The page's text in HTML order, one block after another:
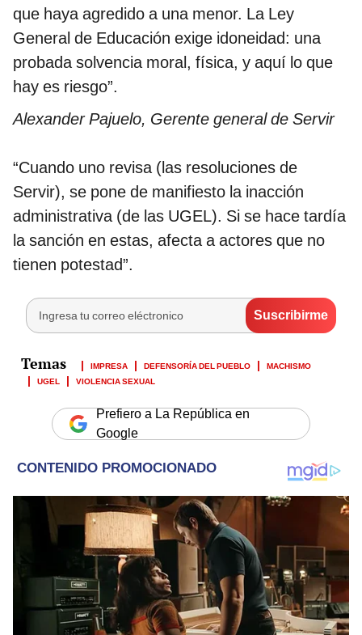
que haya agredido a una menor. La Ley
General de Educación exige idoneidad: una
probada solvencia moral, física, y aquí lo que
hay es riesgo”.
Alexander Pajuelo, Gerente general de Servir
“Cuando uno revisa (las resoluciones de
Servir), se pone de manifiesto la inacción
administrativa (de las UGEL). Si se hace tardía
la sanción en estas, afecta a actores que no
tienen potestad”.
IMPRESA DEFENSORÍA DEL PUEBLO
MACHISMO
UGEL
VIOLENCIA SEXUAL
Prefiero a La República en
Google